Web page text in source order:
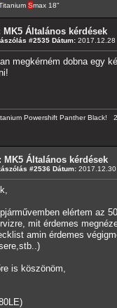
Smax 18"
MK5 Általános kérdések
#2535 Dátum: 2017.12.28
megkérném dobna egy
Powershift Panther
MK5 Általános kérdések
#2536 Dátum:
elértem az
mit érdemes
amin érdemes
is köszönöm,